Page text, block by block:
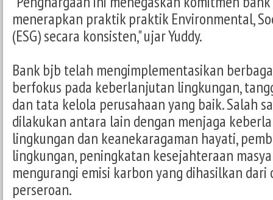
menerapkan praktik praktik Environmental,
(ESG) secara konsisten," ujar Yuddy.
Bank bjb telah mengimplementasikan
berfokus pada keberlanjutan lingkungan,
dan tata kelola perusahaan yang baik. Salah
dilakukan antara lain dengan menjaga
lingkungan dan keanekaragaman hayati,
lingkungan, peningkatan kesejahteraan
mengurangi emisi karbon yang dihasilkan dari
perseroan.